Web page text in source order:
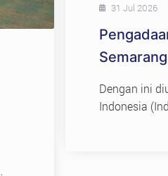
31 Jul 2026
Semarang
Dengan ini
Indonesia